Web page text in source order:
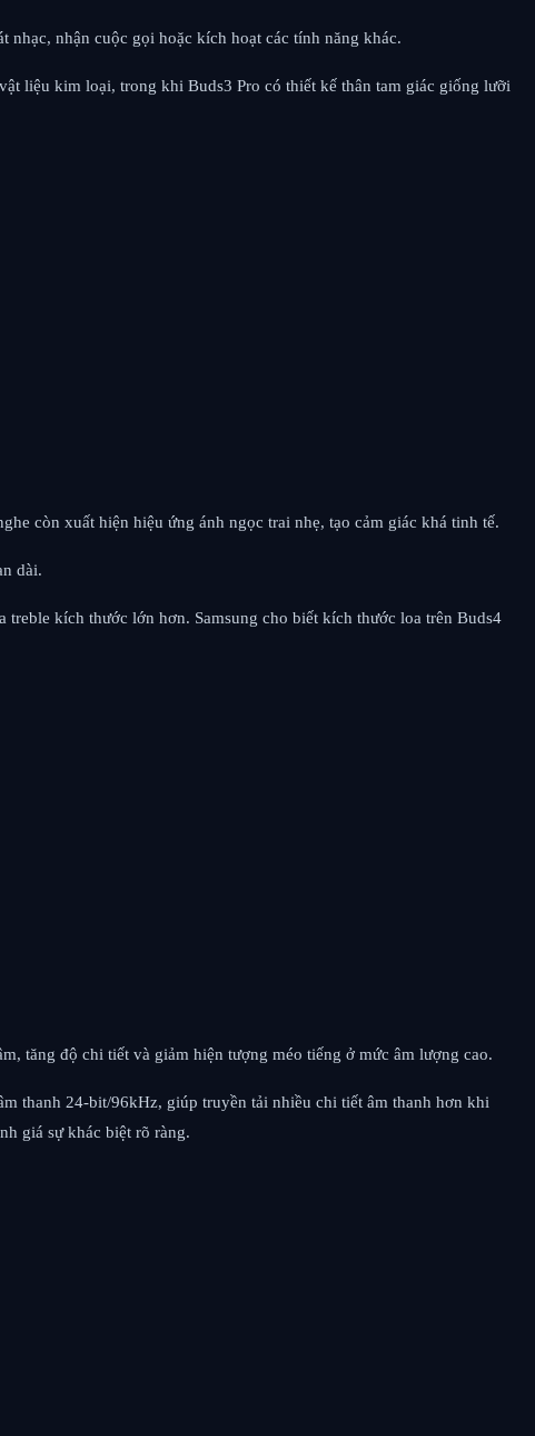
nhạc, nhận cuộc gọi hoặc kích hoạt các tính năng khác.
liệu kim loại, trong khi Buds3 Pro có thiết kế thân tam giác giống lưỡi
còn xuất hiện hiệu ứng ánh ngọc trai nhẹ, tạo cảm giác khá tinh tế.
dài.
kích thước lớn hơn. Samsung cho biết kích thước loa trên Buds4
tăng độ chi tiết và giảm hiện tượng méo tiếng ở mức âm lượng cao.
thanh 24-bit/96kHz, giúp truyền tải nhiều chi tiết âm thanh hơn khi
giá sự khác biệt rõ ràng.